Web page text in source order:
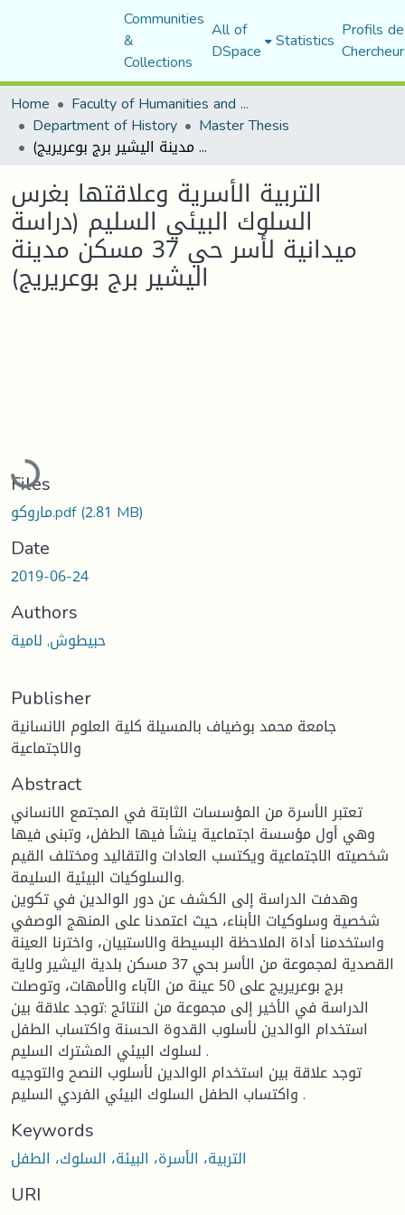
Communities
&
Collections
All of
DSpace Statistics Profils
Home
Faculty of Humanities and Social Sciences
Department of History Master Thesis
التربية الأسرية وعلاقتها بغرس السلوك البيئي السليم (دراسة ميدانية لأسر حي 37 مسكن مدينة اليشير برج بوعريريج)
التربية الأسرية وعلاقتها بغرس
السلوك البيئي السليم (دراسة
ميدانية لأسر حي 37 مسكن مدينة
اليشير برج بوعريريج)
Loading...
Files
ماروكو.pdf(2.81 MB)
Date
2019-06-24
Authors
حبيطوش, لامية
Publisher
جامعة محمد بوضياف بالمسيلة كلية العلوم الانسانية
والاجتماعية
Abstract
تعتبر الأسرة من المؤسسات الثابتة في المجتمع الانساني
وهي أول مؤسسة اجتماعية ينشأ فيها الطفل، وتبنى فيها
شخصيته الاجتماعية ويكتسب العادات والتقاليد ومختلف القيم
والسلوكيات البيئية السليمة.
وهدفت الدراسة إلى الكشف عن دور الوالدين في تكوين
شخصية وسلوكيات الأبناء، حيث اعتمدنا على المنهج الوصفي
واستخدمنا أداة الملاحظة البسيطة والاستبيان، واخترنا العينة
القصدية لمجموعة من الأسر بحي 37 مسكن بلدية اليشير ولاية
برج بوعريريج على 50 عينة من الآباء والأمهات، وتوصلت
الدراسة في الأخير إلى مجموعة من النتائج :توجد علاقة بين
استخدام الوالدين لأسلوب القدوة الحسنة واكتساب الطفل
لسلوك البيئي المشترك السليم .
توجد علاقة بين استخدام الوالدين لأسلوب النصح والتوجيه
واكتساب الطفل السلوك البيئي الفردي السليم .
Keywords
التربية، الأسرة، البيئة، السلوك، الطفل
URI